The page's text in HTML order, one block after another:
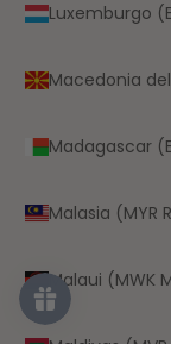
Luxemburgo
Macedonia
Madagascar
Malasia (MYR
Malaui (MWK